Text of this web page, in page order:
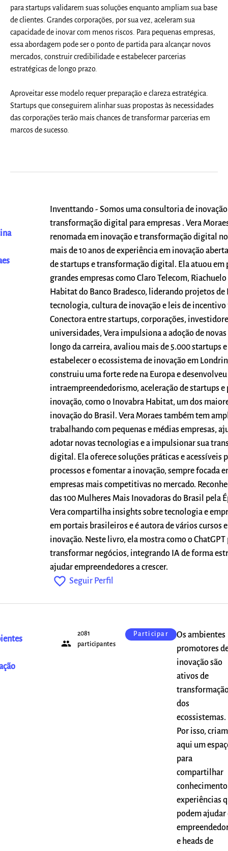
para startups validarem suas soluções enquanto ampliam sua base
de clientes. Grandes corporações, por sua vez, aceleram sua
capacidade de inovar com menos riscos. Para pequenas empresas,
essa abordagem pode ser o ponto de partida para alcançar novos
mercados, construir credibilidade e estabelecer parcerias
estratégicas de longo prazo.
Aproveitar esse modelo requer preparação e clareza estratégica.
Startups que conseguirem alinhar suas propostas às necessidades
das corporações terão mais chances de transformar parcerias em
marcos de sucesso.
Inventtando - Somos uma consultoria de inovação
transformação digital para empresas . Vera
renomada em inovação e transformação digital
mais de 10 anos de experiência em inovação
de startups e transformação digital. Ela atuou em
grandes empresas como Claro Telecom,
Habitat do Banco Bradesco, liderando projetos de
tecnologia, cultura de inovação e leis de incentivo
Conectora entre startups, corporações,
universidades, Vera impulsiona a adoção de
longo da carreira, avaliou mais de 5.000 startups
estabelecer o ecossistema de inovação em
construiu uma forte rede na Europa e
intraempreendedorismo, aceleração de startups e
inovação, como o Inovabra Habitat, um dos
inovação do Brasil. Vera Moraes também tem
trabalhando com pequenas e médias empresas,
adotar novas tecnologias e a impulsionar sua
digital. Ela oferece soluções práticas e acessíveis
processos e fomentar a inovação, sempre focada
empresas mais competitivas no mercado.
das 100 Mulheres Mais Inovadoras do Brasil pela
Vera compartilha insights sobre tecnologia e
em portais brasileiros e é autora de vários cursos
inovação. Neste livro, ela mostra como o ChatGPT
transformar negócios, integrando IA de forma
ajudar empreendedores a crescer.
favorite_outline Seguir Perfil
people
2081
participantes
Participar
Os ambientes
promotores
inovação são
ativos de
dos
ecossistemas.
Por isso,
aqui um
para
compartilhar
conhecimento
experiências
podem ajudar
e heads de